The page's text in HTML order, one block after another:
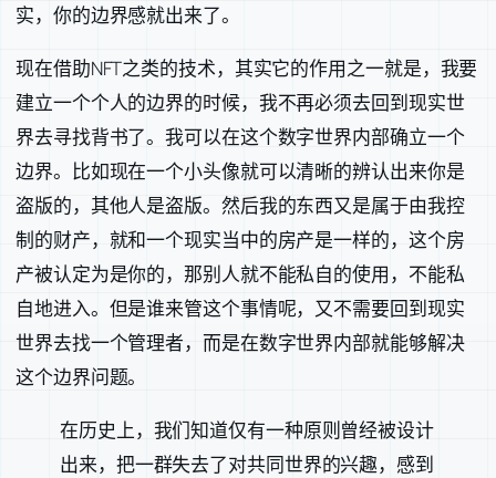
实，你的边界感就出来了。
现在借助NFT之类的技术，其实它的作用之一就是，我要
建立一个个人的边界的时候，我不再必须去回到现实世
界去寻找背书了。我可以在这个数字世界内部确立一个
边界。比如现在一个小头像就可以清晰的辨认出来你是
盗版的，其他人是盗版。然后我的东西又是属于由我控
制的财产，就和一个现实当中的房产是一样的，这个房
产被认定为是你的，那别人就不能私自的使用，不能私
自地进入。但是谁来管这个事情呢，又不需要回到现实
世界去找一个管理者，而是在数字世界内部就能够解决
这个边界问题。
在历史上，我们知道仅有一种原则曾经被设计
出来，把一群失去了对共同世界的兴趣，感到